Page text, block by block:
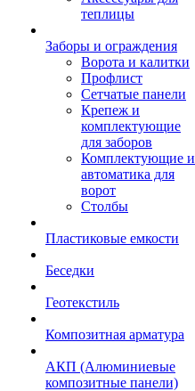
теплицы
Заборы и ограждения
Ворота и калитки
Профлист
Сетчатые панели
Крепеж и
комплектующие
для заборов
Комплектующие и
автоматика для
ворот
Столбы
Пластиковые емкости
Беседки
Геотекстиль
Композитная арматура
АКП (Алюминиевые
композитные панели)